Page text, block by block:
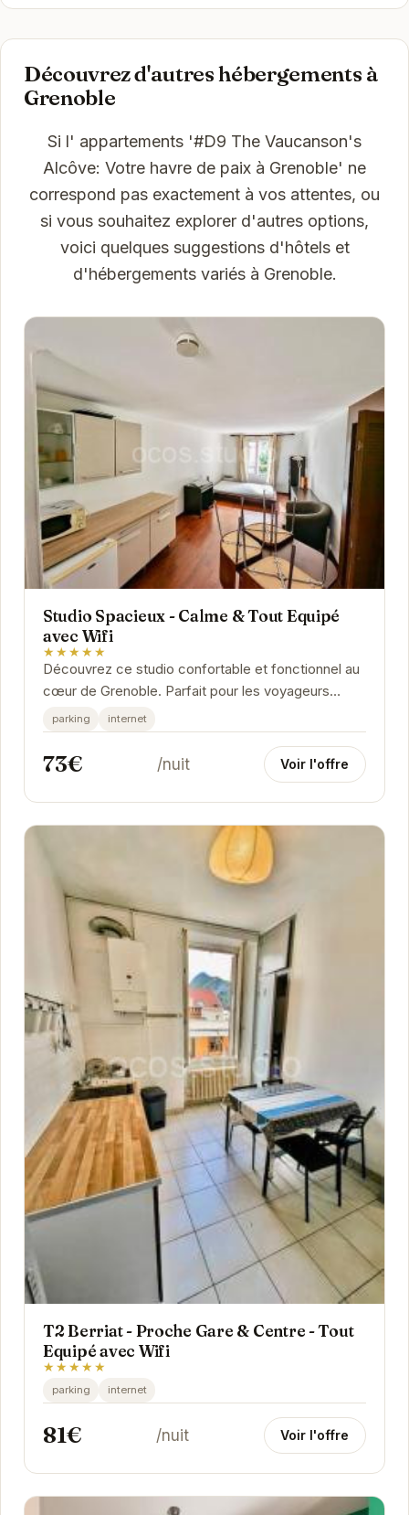
Découvrez d'autres hébergements à
Grenoble
Si l' appartements '#D9 The Vaucanson's
Alcôve: Votre havre de paix à Grenoble' ne
correspond pas exactement à vos attentes, ou
si vous souhaitez explorer d'autres options,
voici quelques suggestions d'hôtels et
d'hébergements variés à Grenoble.
Studio Spacieux - Calme & Tout Equipé
avec Wifi
★★★★★
Découvrez ce studio confortable et fonctionnel au
cœur de Grenoble. Parfait pour les voyageurs
d'affaires ou les couples, il offre un espace...
parking internet
73€ /nuit Voir l'offre
T2 Berriat - Proche Gare & Centre - Tout
Equipé avec Wifi
★★★★★
parking internet
81€ /nuit Voir l'offre